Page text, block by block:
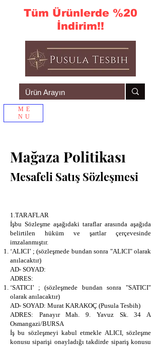
Tüm Ürünlerde %20
İndirim!!
ME
NU
Mağaza Politikası
Mesafeli Satış Sözleşmesi
1.TARAFLAR
İşbu Sözleşme aşağıdaki taraflar arasında aşağıda
belirtilen hüküm ve şartlar çerçevesinde
imzalanmıştır.
‘ALICI’ ; (sözleşmede bundan sonra "ALICI" olarak
anılacaktır)
AD- SOYAD:
ADRES:
‘SATICI’ ; (sözleşmede bundan sonra "SATICI"
olarak anılacaktır)
AD- SOYAD: Murat KARAKOÇ (Pusula Tesbih)
ADRES: Panayır Mah. 9. Yavuz Sk. 34 A
Osmangazi/BURSA
İş bu sözleşmeyi kabul etmekle ALICI, sözleşme
konusu siparişi onayladığı takdirde sipariş konusu